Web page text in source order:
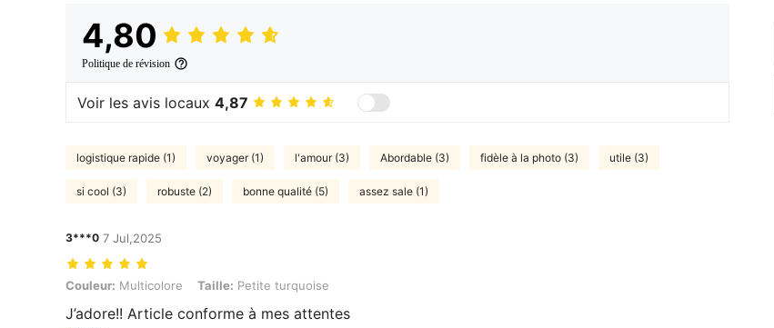
4,80
Politique de révision
Voir les avis locaux 4,87
logistique rapide (1) voyager (1) l'amour (3) Abordable (3) fidèle à la photo (3) utile (3)
si cool (3) robuste (2) bonne qualité (5) assez sale (1)
3***0 7 Jul,2025
Couleur: Multicolore, Taille: Petite turquoise
Couleur: Multicolore Taille: Petite turquoise
J’adore!! Article conforme à mes attentes